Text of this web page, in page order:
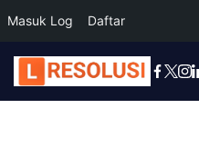
Masuk Log Daftar
Skip
to